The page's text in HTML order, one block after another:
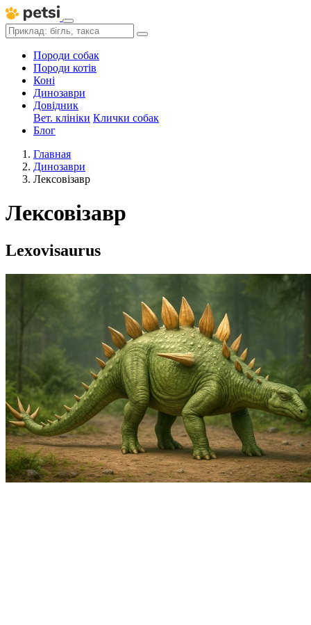
Породи собак
Породи котів
Коні
Динозаври
Довідник
Вет. клініки Клички собак
Блог
Главная
Динозаври
Лексовізавр
Лексовізавр
Lexovisaurus